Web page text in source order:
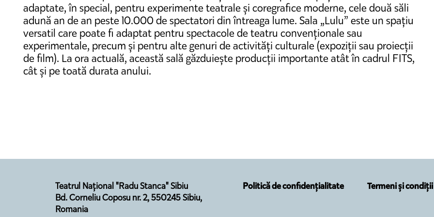
adaptate, în special, pentru experimente teatrale și coregrafice moderne, cele două săli
adună an de an peste 10.000 de spectatori din întreaga lume. Sala „Lulu” este un spațiu
versatil care poate fi adaptat pentru spectacole de teatru convenționale sau
experimentale, precum și pentru alte genuri de activități culturale (expoziții sau proiecții
de film). La ora actuală, această sală găzduiește producții importante atât în cadrul FITS,
cât și pe toată durata anului.
Teatrul Național "Radu Stanca" Sibiu
Bd. Corneliu Coposu nr. 2, 550245 Sibiu,
Romania
Politică de confidențialitate Termeni și condiții